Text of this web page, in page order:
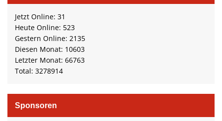
Jetzt Online: 31
Heute Online: 523
Gestern Online: 2135
Diesen Monat: 10603
Letzter Monat: 66763
Total: 3278914
Sponsoren